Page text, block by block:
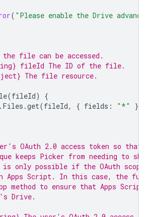
( "Please enable the Drive
the file can be accessed.
fileId The ID of the file.
The file resource.
(fileId)
{
. Files .get(fileId, { fields : "*"
});
OAuth 2.0 access token so
keeps Picker from needing to
only possible if the OAuth
Apps Script. In this case, the
method to ensure that Apps
Drive.